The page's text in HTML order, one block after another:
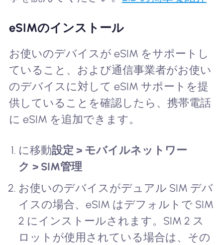
eSIMのインストール
お使いのデバイスが eSIM をサポートし
ていること、および通信事業者がお使い
のデバイスに対して eSIM サポートを提
供していることを確認したら、携帯電話
に eSIM を追加できます。
に移動設定 > モバイルネットワー
ク > SIM管理
お使いのデバイスがデュアル SIM デバ
イスの場合、eSIM はデフォルトで SIM
2 にインストールされます。SIM 2 ス
ロットが使用されている場合は、その